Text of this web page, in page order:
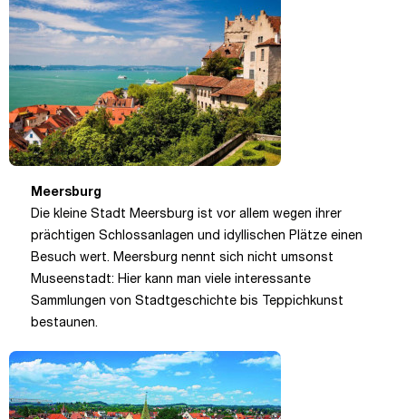
Meersburg
Die kleine Stadt Meersburg ist vor allem wegen ihrer
prächtigen Schlossanlagen und idyllischen Plätze einen
Besuch wert. Meersburg nennt sich nicht umsonst
Museenstadt: Hier kann man viele interessante
Sammlungen von Stadtgeschichte bis Teppichkunst
bestaunen.